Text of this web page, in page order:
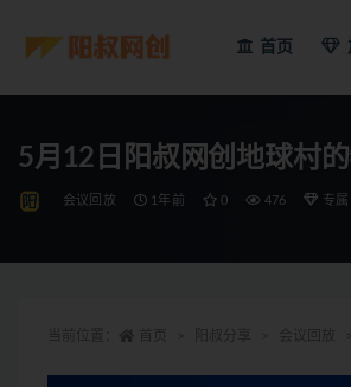
首页
5月12日阳叔网创地球村
会议回放 1年前 0 476 专属